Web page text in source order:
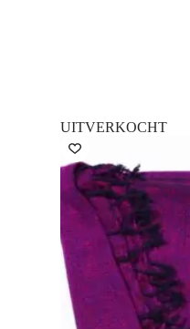
UITVERKOCHT